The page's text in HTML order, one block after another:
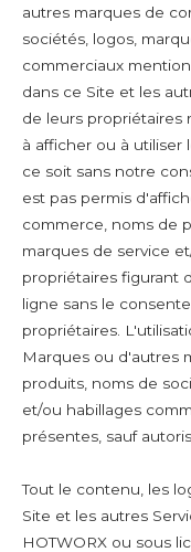
autres marques de
sociétés, logos,
commerciaux
dans ce Site et les
de leurs propriétaires
à afficher ou à
ce soit sans notre
est pas permis
commerce, noms de
marques de service
propriétaires figurant
ligne sans le
propriétaires.
Marques ou d'autres
produits, noms de
et/ou habillages
présentes, sauf
Tout le contenu, les
Site et les autres
HOTWORX ou sous